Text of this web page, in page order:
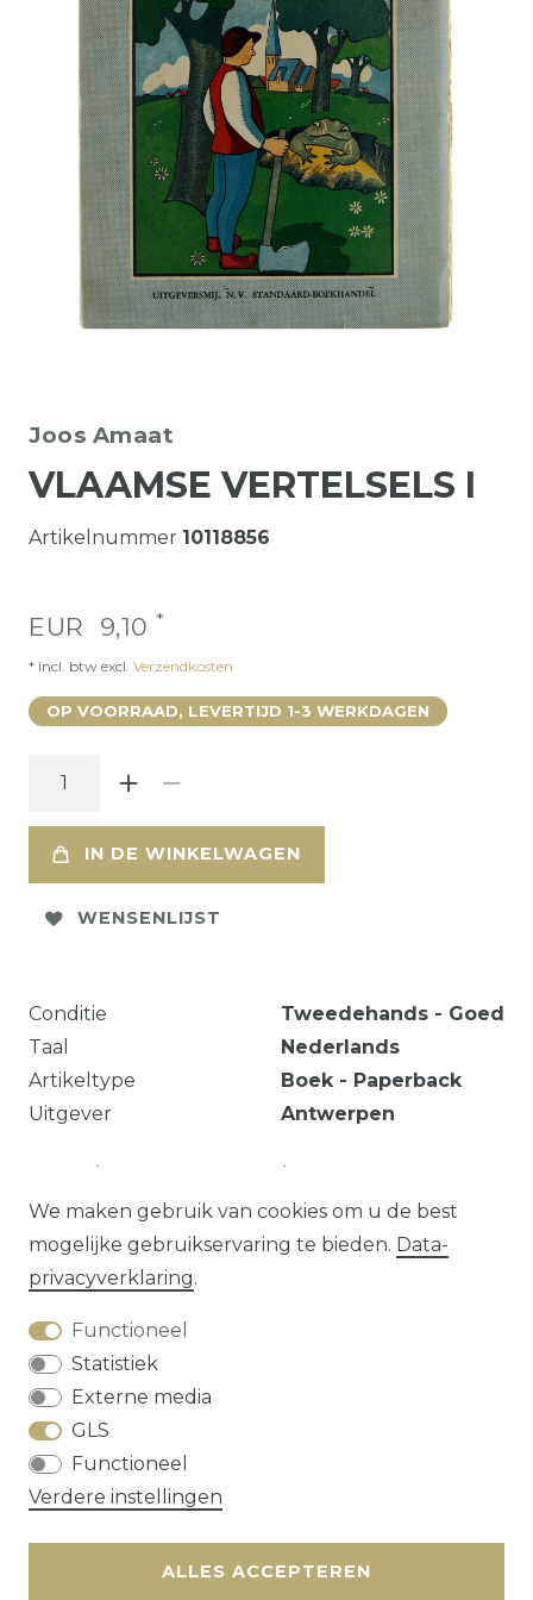
Joos Amaat
VLAAMSE VERTELSELS I
Artikelnummer 10118856
EUR 9,10 *
* incl. btw excl. Verzendkosten
OP VOORRAAD, LEVERTIJD 1-3 WERKDAGEN
IN DE WINKELWAGEN
WENSENLIJST
Conditie
Tweedehands - Goed
Taal
Nederlands
Artikeltype
Boek - Paperback
Uitgever
Antwerpen
druk
Vraag over dit artikel?
We maken gebruik van cookies om u de best
mogelijke gebruikservaring te bieden. Data­
privacy­verklaring.
Functioneel
Statistiek
Externe media
GLS
Functioneel
Verdere instellingen
ALLES ACCEPTEREN